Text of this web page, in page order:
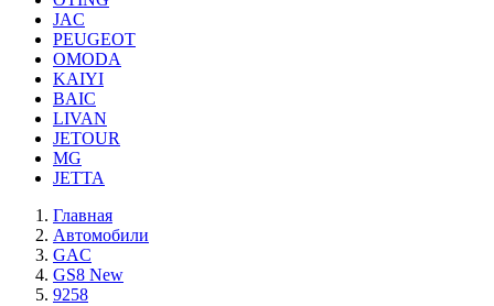
JAC
PEUGEOT
OMODA
KAIYI
BAIC
LIVAN
JETOUR
MG
JETTA
Главная
Автомобили
GAC
GS8 New
9258